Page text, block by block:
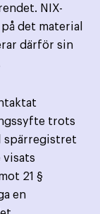
NIX-
det material
därför sin
trots
spärregistret
visats
21 §
en